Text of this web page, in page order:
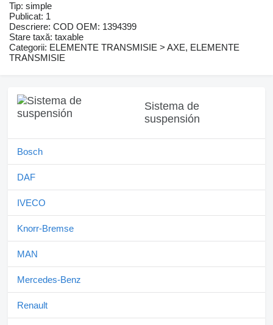
Tip: simple
Publicat: 1
Descriere: COD OEM: 1394399
Stare taxă: taxable
Categorii: ELEMENTE TRANSMISIE > AXE, ELEMENTE
TRANSMISIE
Sistema de
suspensión
Bosch
DAF
IVECO
Knorr-Bremse
MAN
Mercedes-Benz
Renault